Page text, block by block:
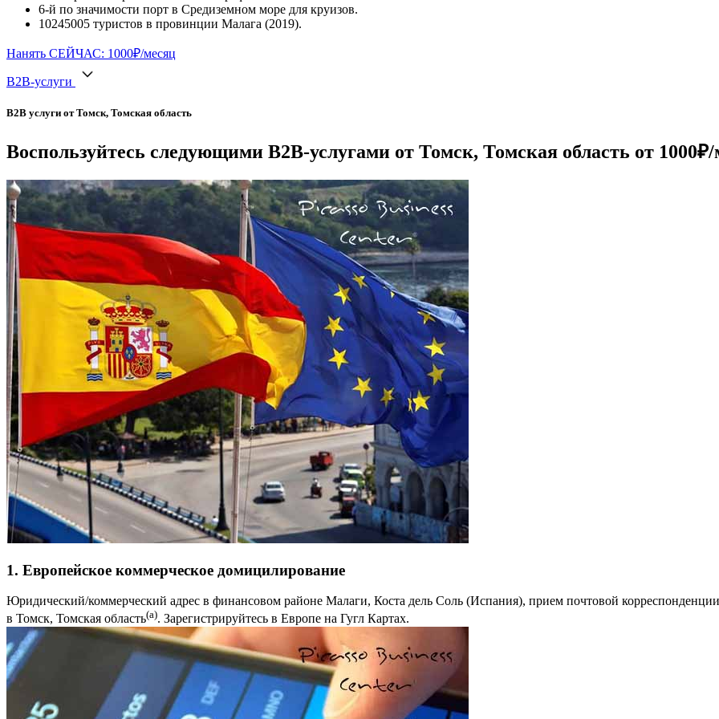
6-й по значимости порт в Средиземном море для круизов.
10245005 туристов в провинции Малага (2019).
Нанять СЕЙЧАС: 1000₽/месяц
B2B-услуги
B2B услуги от Томск, Томская область
Воспользуйтесь следующими B2B-услугами от Томск, Томская область от
1. Европейское коммерческое домицилирование
Юридический/коммерческий адрес в финансовом районе Малаги, Коста дель Соль (Испания), прием почтовой
в Томск, Томская область(a). Зарегистрируйтесь в Европе на Гугл Картах.